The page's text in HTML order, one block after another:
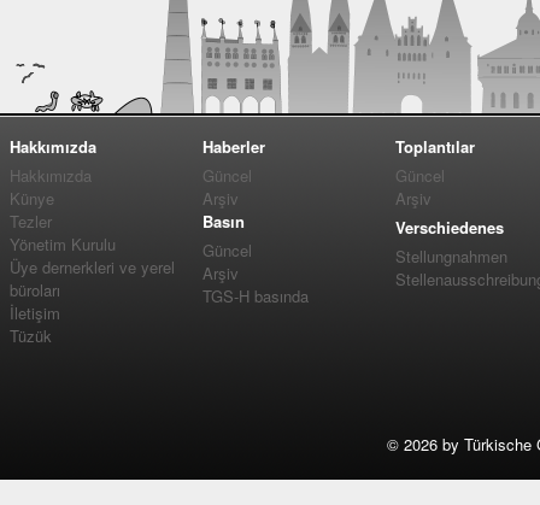
Hakkımızda
Hakkımızda
Künye
Tezler
Yönetim Kurulu
Üye dernerkleri ve yerel
büroları
İletişim
Tüzük
Haberler
Güncel
Arşiv
Basın
Güncel
Arşiv
TGS-H basında
Toplantılar
Güncel
Arşiv
Verschiedenes
Stellungnahmen
© 2026 by Türkische